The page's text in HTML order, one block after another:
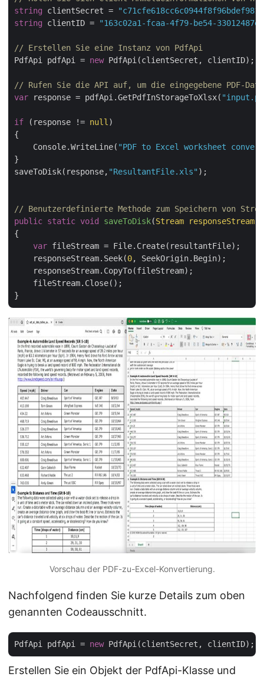
string clientSecret =
string clientID = "163c02a1-fcaa-4f79-be54-
// Erstellen Sie eine Instanz von PdfApi
PdfApi pdfApi = new PdfApi(clientSecret, clientID);
// Rufen Sie die API auf, um die eingegebene PDF-
var response = pdfApi.GetPdfInStorageToXlsx(
if (response != null )
{
    Console.WriteLine(
"PDF to Excel worksheet
}
saveToDisk(response, "ResultantFile.xls" );
// Benutzerdefinierte Methode zum Speichern von
public static void saveToDisk(Stream
{
var fileStream = File.Create(resultantFile);
    responseStream.Seek(
0, SeekOrigin.Begin);
    responseStream.CopyTo(fileStream);
    fileStream.Close();
Vorschau der PDF-zu-Excel-Konvertierung.
Nachfolgend finden Sie kurze Details zum oben
genannten Codeausschnitt.
PdfApi pdfApi = new
Erstellen Sie ein Objekt der PdfApi-Klasse und